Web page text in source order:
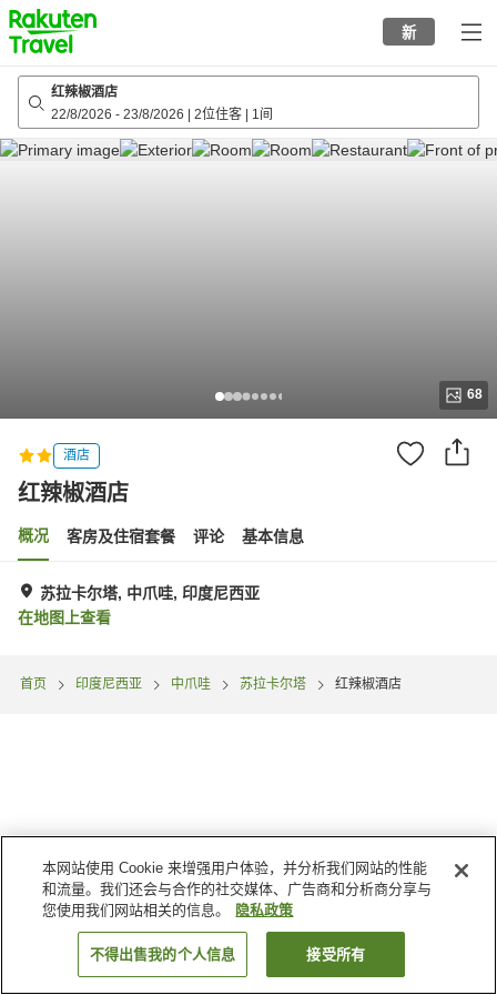
to
top
page
新
红辣椒酒店
22/8/2026 - 23/8/2026 2位住客 1间
68
酒店
红辣椒酒店
概况 客房及住宿套餐 评论 基本信息
苏拉卡尔塔, 中爪哇, 印度尼西亚
在地图上查看
首页 印度尼西亚 中爪哇 苏拉卡尔塔 红辣椒酒店
搜索客房
本网站使用 Cookie 来增强用户体验，并分析我们网站的性能
和流量。我们还会与合作的社交媒体、广告商和分析商分享与
您使用我们网站相关的信息。
隐私政策
不得出售我的个人信息 接受所有